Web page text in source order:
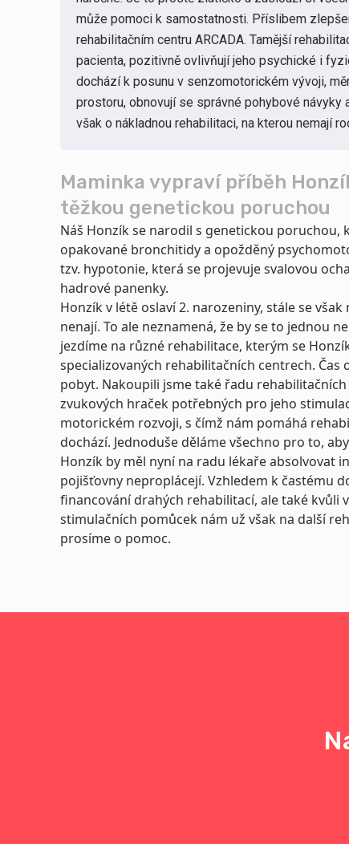
může pomoci k samostatnosti. Příslibem
rehabilitačním centru ARCADA. Tamější
pacienta, pozitivně ovlivňují jeho psychické i
dochází k posunu v senzomotorickém vývoji,
prostoru, obnovují se správné pohybové
však o nákladnou rehabilitaci, na kterou nemají
Maminka vypraví příběh
těžkou genetickou poruchou
Náš Honzík se narodil s genetickou poruchou,
opakované bronchitidy a opožděný
tzv. hypotonie, která se projevuje svalovou
hadrové panenky.
Honzík v létě oslaví 2. narozeniny, stále se
nenají. To ale neznamená, že by se to jednou
jezdíme na různé rehabilitace, kterým se
specializovaných rehabilitačních centrech. Čas
pobyt. Nakoupili jsme také řadu
zvukových hraček potřebných pro jeho
motorickém rozvoji, s čímž nám pomáhá
dochází. Jednoduše děláme všechno pro to,
Honzík by měl nyní na radu lékaře absolvovat
pojišťovny neproplácejí. Vzhledem k častému
financování drahých rehabilitací, ale také kvůli
stimulačních pomůcek nám už však na další
prosíme o pomoc.